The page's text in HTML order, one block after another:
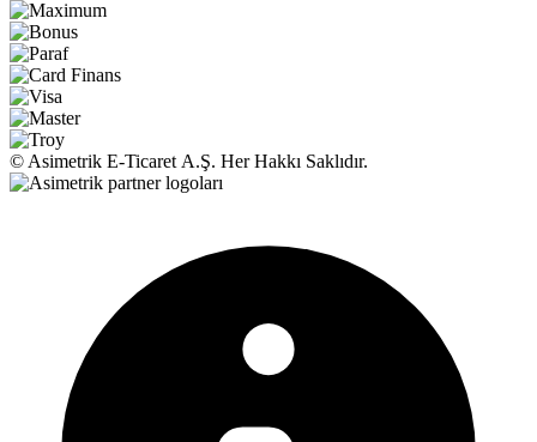
© Asimetrik E‑Ticaret A.Ş. Her Hakkı Saklıdır.